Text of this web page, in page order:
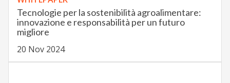
Tecnologie per la sostenibilità agroalimentare:
innovazione e responsabilità per un futuro
migliore
20 Nov 2024